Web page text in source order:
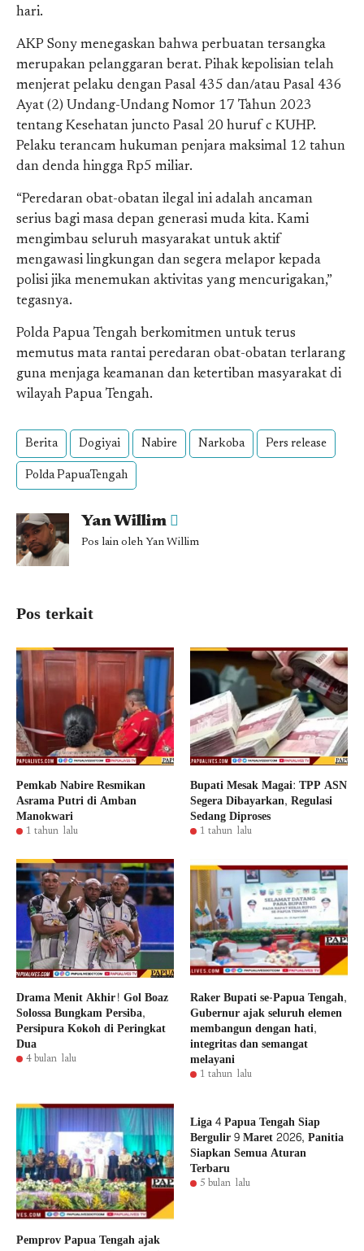
hari.
AKP Sony menegaskan bahwa perbuatan tersangka
merupakan pelanggaran berat. Pihak kepolisian telah
menjerat pelaku dengan Pasal 435 dan/atau Pasal 436
Ayat (2) Undang-Undang Nomor 17 Tahun 2023
tentang Kesehatan juncto Pasal 20 huruf c KUHP.
Pelaku terancam hukuman penjara maksimal 12 tahun
dan denda hingga Rp5 miliar.
“Peredaran obat-obatan ilegal ini adalah ancaman
serius bagi masa depan generasi muda kita. Kami
mengimbau seluruh masyarakat untuk aktif
mengawasi lingkungan dan segera melapor kepada
polisi jika menemukan aktivitas yang mencurigakan,”
tegasnya.
Polda Papua Tengah berkomitmen untuk terus
memutus mata rantai peredaran obat-obatan terlarang
guna menjaga keamanan dan ketertiban masyarakat di
wilayah Papua Tengah.
Berita Dogiyai Nabire Narkoba Pers release
Polda PapuaTengah
Yan Willim
Pos lain oleh Yan Willim
Pos terkait
Pemkab Nabire Resmikan
Asrama Putri di Amban
Manokwari
1 tahun lalu
Bupati Mesak Magai: TPP ASN
Segera Dibayarkan, Regulasi
Sedang Diproses
1 tahun lalu
Drama Menit Akhir! Gol Boaz
Solossa Bungkam Persiba,
Persipura Kokoh di Peringkat
Dua
4 bulan lalu
Raker Bupati se-Papua Tengah,
Gubernur ajak seluruh elemen
membangun dengan hati,
integritas dan semangat
melayani
1 tahun lalu
Pemprov Papua Tengah ajak
Liga 4 Papua Tengah Siap
Bergulir 9 Maret 2026, Panitia
Siapkan Semua Aturan
Terbaru
5 bulan lalu